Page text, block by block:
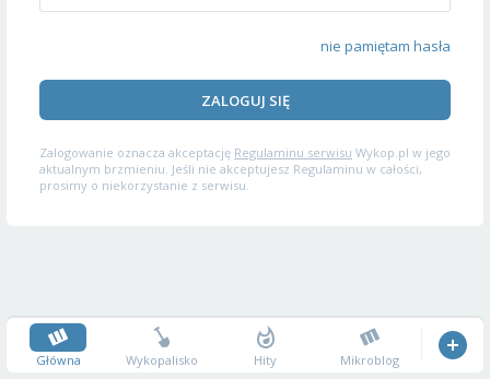
nie pamiętam hasła
ZALOGUJ SIĘ
Zalogowanie oznacza akceptację Regulaminu serwisu Wykop.pl w jego
aktualnym brzmieniu. Jeśli nie akceptujesz Regulaminu w całości,
prosimy o niekorzystanie z serwisu.
Główna Wykopalisko Hity Mikroblog